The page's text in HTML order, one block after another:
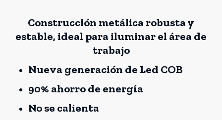
Construcción metálica robusta y
estable, ideal para iluminar el área de
trabajo
Nueva generación de Led COB
90% ahorro de energía
No se calienta